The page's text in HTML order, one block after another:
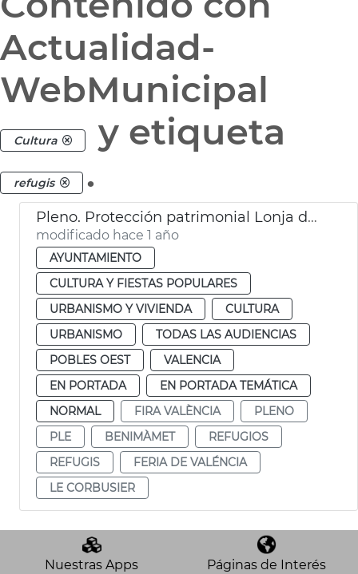
Actualidad-
WebMunicipal
Cultura y etiqueta
refugis .
Pleno. Protección patrimonial Lonja de Feria València y refugios antiaéreos de València
modificado hace 1 año
AYUNTAMIENTO
CULTURA Y FIESTAS POPULARES
URBANISMO Y VIVIENDA
CULTURA
URBANISMO
TODAS LAS AUDIENCIAS
POBLES OEST
VALENCIA
EN PORTADA
EN PORTADA TEMÁTICA
NORMAL
FIRA VALÈNCIA
PLENO
PLE
BENIMÀMET
REFUGIOS
REFUGIS
FERIA DE VALÉNCIA
LE CORBUSIER
Nuestras Apps Páginas de Interés